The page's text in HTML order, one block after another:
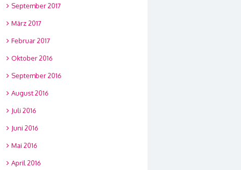
September 2017
März 2017
Februar 2017
Oktober 2016
September 2016
August 2016
Juli 2016
Juni 2016
Mai 2016
April 2016